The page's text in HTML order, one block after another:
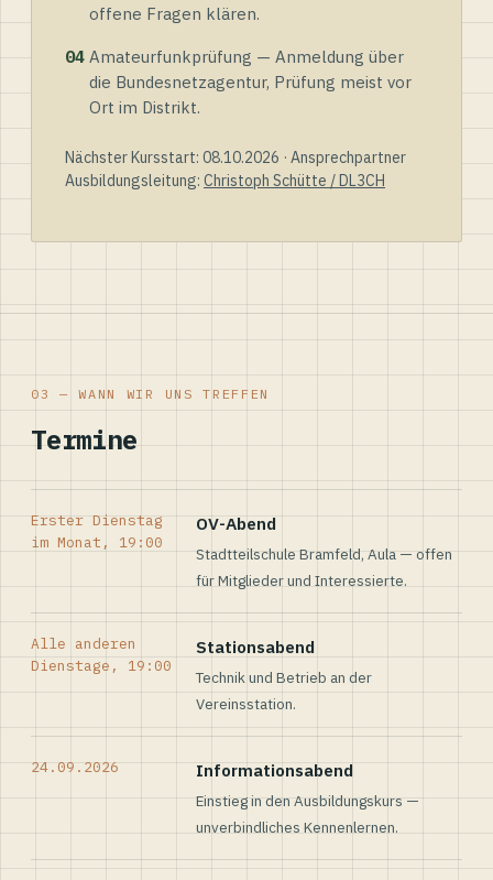
offene Fragen klären.
04 Amateurfunkprüfung — Anmeldung über
die Bundesnetzagentur, Prüfung meist vor
Ort im Distrikt.
Nächster Kursstart: 08.10.2026 · Ansprechpartner
Ausbildungsleitung: Christoph Schütte / DL3CH
03 — WANN WIR UNS TREFFEN
Termine
Erster Dienstag
im Monat, 19:00
OV-Abend
Stadtteilschule Bramfeld, Aula — offen
für Mitglieder und Interessierte.
Alle anderen
Dienstage, 19:00
Stationsabend
Technik und Betrieb an der
Vereinsstation.
24.09.2026 Informationsabend
Einstieg in den Ausbildungskurs —
unverbindliches Kennenlernen.